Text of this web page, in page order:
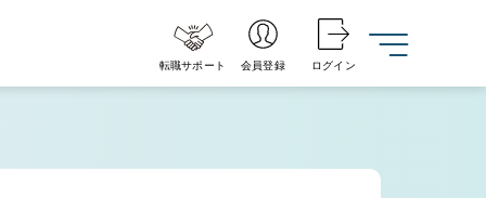
転職サポート 会員登録 ログイン